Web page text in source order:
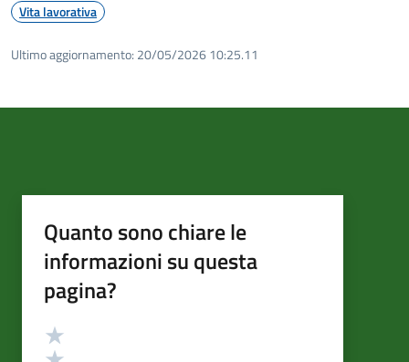
Vita lavorativa
Ultimo aggiornamento: 20/05/2026 10:25.11
Quanto sono chiare le
informazioni su questa
pagina?
Valutazione